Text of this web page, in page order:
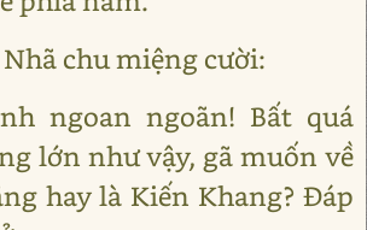
chu miệng cười:
ngoan ngoãn! Bất quá
lớn như vậy, gã muốn về
hay là Kiến Khang? Đáp